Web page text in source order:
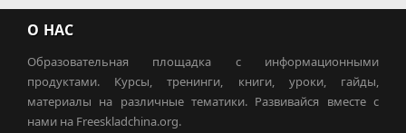
О НАС
Образовательная площадка с информационными
продуктами. Курсы, тренинги, книги, уроки, гайды,
материалы на различные тематики. Развивайся вместе с
нами на Freeskladchina.org.